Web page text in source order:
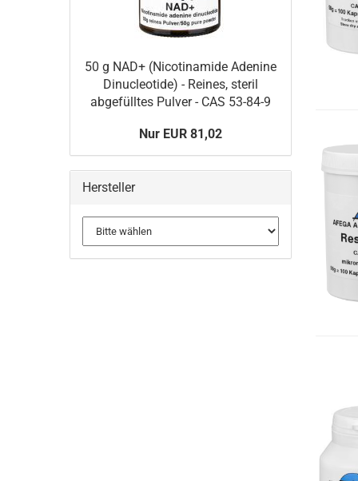
50 g NAD+ (Nicotinamide Adenine
Dinucleotide) - Reines, steril
abgefülltes Pulver - CAS 53-84-9
Nur EUR 81,02
Hersteller